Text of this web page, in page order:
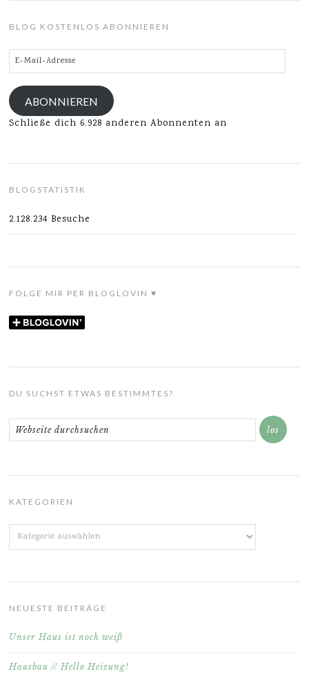
BLOG KOSTENLOS ABONNIEREN
E-
Mail-
Adresse
ABONNIEREN
Schließe dich 6.928 anderen Abonnenten an
BLOGSTATISTIK
2.128.234 Besuche
FOLGE MIR PER BLOGLOVIN ♥
DU SUCHST ETWAS BESTIMMTES?
KATEGORIEN
Kategorien
NEUESTE BEITRÄGE
Unser Haus ist noch weiß
Hausbau // Hello Heizung!